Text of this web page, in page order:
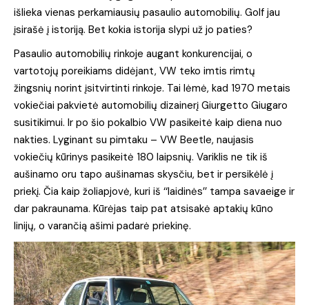
išlieka vienas perkamiausių pasaulio automobilių. Golf jau
įsirašė į istoriją. Bet kokia istorija slypi už jo paties?
Pasaulio automobilių rinkoje augant konkurencijai, o
vartotojų poreikiams didėjant, VW teko imtis rimtų
žingsnių norint įsitvirtinti rinkoje. Tai lėmė, kad 1970 metais
vokiečiai pakvietė automobilių dizainerį Giurgetto Giugaro
susitikimui. Ir po šio pokalbio VW pasikeitė kaip diena nuo
nakties. Lyginant su pimtaku – VW Beetle, naujasis
vokiečių kūrinys pasikeitė 180 laipsnių. Variklis ne tik iš
aušinamo oru tapo aušinamas skysčiu, bet ir persikėlė į
priekį. Čia kaip žoliapjovė, kuri iš ‘‘laidinės’’ tampa savaeige ir
dar pakraunama. Kūrėjas taip pat atsisakė aptakių kūno
linijų, o varančią ašimi padarė priekinę.